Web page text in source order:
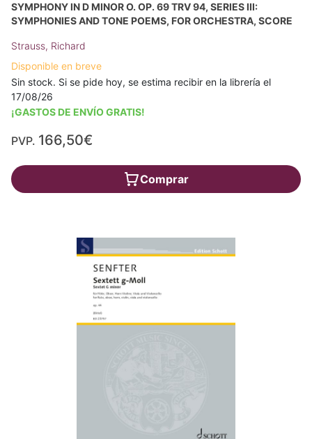
SYMPHONY IN D MINOR O. OP. 69 TRV 94, SERIES III:
SYMPHONIES AND TONE POEMS, FOR ORCHESTRA, SCORE
Strauss, Richard
Disponible en breve
Sin stock. Si se pide hoy, se estima recibir en la librería el
17/08/26
¡GASTOS DE ENVÍO GRATIS!
PVP. 166,50€
Comprar